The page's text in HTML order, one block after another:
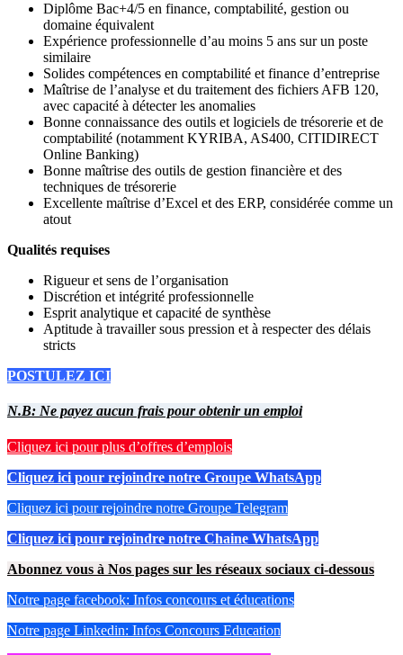
Diplôme Bac+4/5 en finance, comptabilité, gestion ou
domaine équivalent
Expérience professionnelle d’au moins 5 ans sur un poste
similaire
Solides compétences en comptabilité et finance d’entreprise
Maîtrise de l’analyse et du traitement des fichiers AFB 120,
avec capacité à détecter les anomalies
Bonne connaissance des outils et logiciels de trésorerie et de
comptabilité (notamment KYRIBA, AS400, CITIDIRECT
Online Banking)
Bonne maîtrise des outils de gestion financière et des
techniques de trésorerie
Excellente maîtrise d’Excel et des ERP, considérée comme un
atout
Qualités requises
Rigueur et sens de l’organisation
Discrétion et intégrité professionnelle
Esprit analytique et capacité de synthèse
Aptitude à travailler sous pression et à respecter des délais
stricts
POSTULEZ ICI
N.B: Ne payez aucun frais pour obtenir un emploi
Cliquez ici pour plus d’offres d’emplois
Cliquez ici pour rejoindre notre Groupe WhatsApp
Cliquez ici pour rejoindre notre Groupe Telegram
Cliquez ici pour rejoindre notre Chaine WhatsApp
Abonnez vous à Nos pages sur les réseaux sociaux ci-dessous
Notre page facebook: Infos concours et éducations
Notre page Linkedin: Infos Concours Education